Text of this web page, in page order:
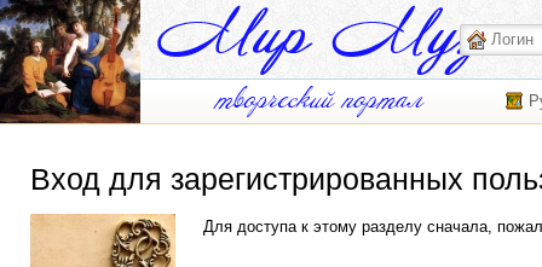
Вход для зарегистрированных
Для доступа к этому разделу сначала,